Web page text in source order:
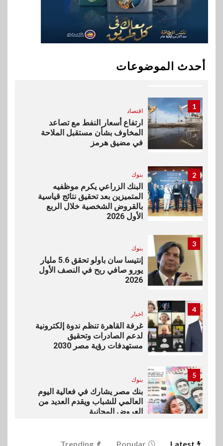
أحدث الموضوعات
في سوق تحويلات المصريين
بالخارج
بيان توضيحي صادر عن شركة
ناتجاس
1
اقتصاد
ارتفاع أسعار النفط مع تصاعد
المخاوف بشأن مستقبل الملاحة
في مضيق هرمز
2 بنوك
البنك الزراعي يكرم موظفيه
المتميزين بعد تحقيق نتائج قياسية
بالقروض الشخصية خلال الربع
الأول 2026
3
بنوك
إنتيسا سان باولو تحقق 5.6 مليار
يورو صافي ربح في النصف الأول
2026
4
اخبار
غرفة القاهرة تنظم ندوة إلكترونية
لدعم الصادرات وتحقيق
مستهدفات رؤية مصر 2030
5
بنوك
بنك مصر يشارك في فعالية اليوم
العالمي للشباب ويقدم العديد من
العروض المجانية
6
Latest
Popular
Trending